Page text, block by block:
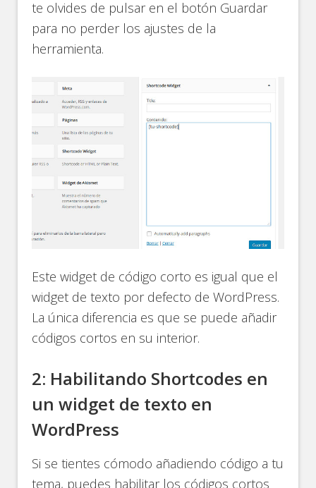
te olvides de pulsar en el botón Guardar
para no perder los ajustes de la
herramienta.
Este widget de código corto es igual que el
widget de texto por defecto de WordPress.
La única diferencia es que se puede añadir
códigos cortos en su interior.
2: Habilitando Shortcodes en
un widget de texto en
WordPress
Si se tientes cómodo añadiendo código a tu
tema, puedes habilitar los códigos cortos